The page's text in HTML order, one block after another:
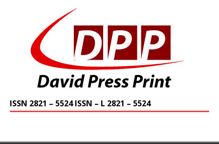
ISSN 2821 – 5524 ISSN – L 2821 – 5524